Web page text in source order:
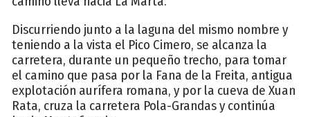
Discurriendo junto a la laguna del mismo nombre y
teniendo a la vista el Pico Cimero, se alcanza la
carretera, durante un pequeño trecho, para tomar
el camino que pasa por la Fana de la Freita, antigua
explotación aurífera romana, y por la cueva de Xuan
Rata, cruza la carretera Pola-Grandas y continúa